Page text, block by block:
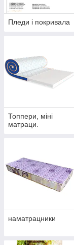
Пледи і покривала
Топпери, міні
матраци.
наматрацники